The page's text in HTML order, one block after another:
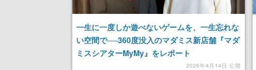
一生に一度しか遊べないゲームを、一生忘れな
い空間で──360度没入のマダミス新店舗『マダ
ミスシアターMyMy』をレポート
2026年4月14日 公開